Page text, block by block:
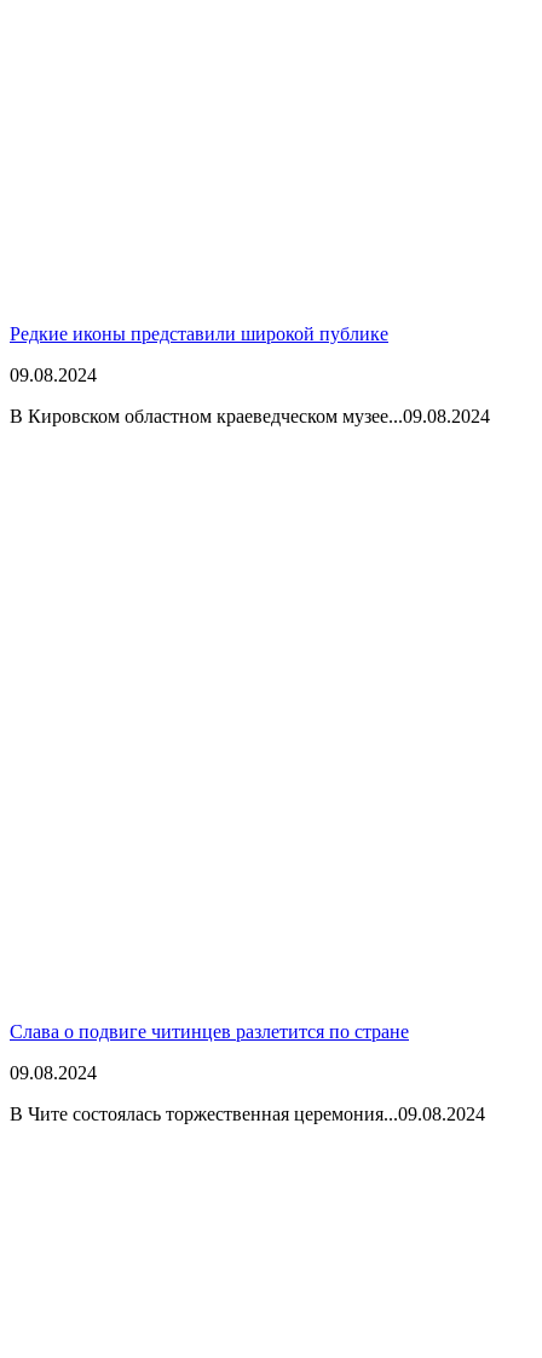
Редкие иконы представили широкой публике
09.08.2024
В Кировском областном краеведческом музее...09.08.2024
Слава о подвиге читинцев разлетится по стране
09.08.2024
В Чите состоялась торжественная церемония...09.08.2024